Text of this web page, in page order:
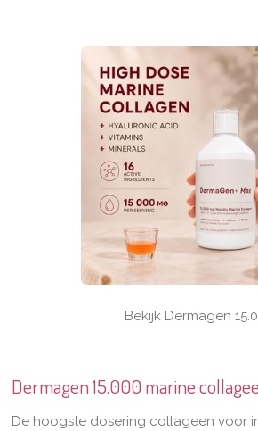
Bekijk Dermagen
Dermagen 15.000 marine
De hoogste dosering collageen voor